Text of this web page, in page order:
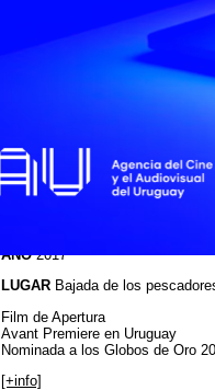
entorno donde jóvenes,
podrán compartir una
Un atardecer, una
Todas las funciones comienzan
COCO
PROYECCIÓN 21HS
AÑO2017
LUGAR Bajada de los
Film de Apertura
Avant Premiere en Uruguay
Nominada a los Globos de Oro
[+info]